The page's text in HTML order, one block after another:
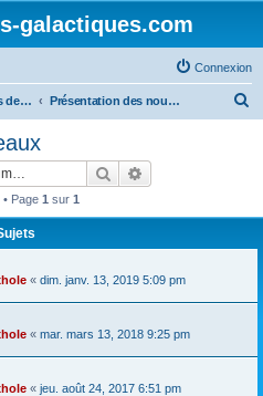
galactiques.com
Connexion
Dernière nouvelles de MEGA IV Présentation des nouveaux
Rechercher
Page 1 sur 1
« dim. janv. 13, 2019 5:09 pm
« mar. mars 13, 2018 9:25 pm
« jeu. août 24, 2017 6:51 pm